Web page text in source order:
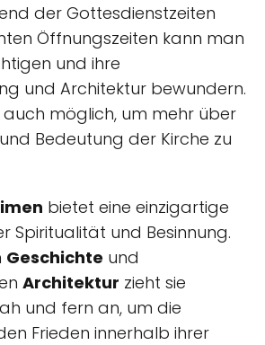
der Gottesdienstzeiten
Öffnungszeiten kann man
und ihre
und Architektur bewundern.
auch möglich, um mehr über
Bedeutung der Kirche zu
bietet eine einzigartige
Spiritualität und Besinnung.
Geschichte und
Architektur zieht sie
und fern an, um die
Frieden innerhalb ihrer